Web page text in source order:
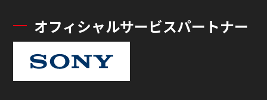
オフィシャルサービスパートナー